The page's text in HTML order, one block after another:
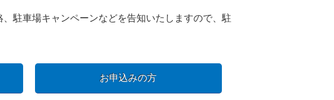
駐車場キャンペーンなどを告知いたしますので、駐
お申込みの方